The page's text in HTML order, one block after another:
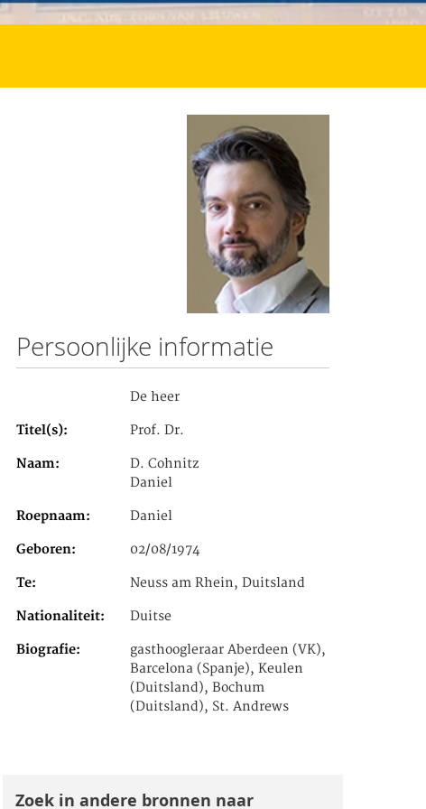
Persoonlijke informatie
De heer
Titel(s) Prof. Dr.
Naam
D. Cohnitz
Daniel
Roepnaam Daniel
Geboren 02/08/1974
Te Neuss am Rhein, Duitsland
Nationaliteit Duitse
Biografie
gasthoogleraar Aberdeen (VK),
Barcelona (Spanje), Keulen
(Duitsland), Bochum
(Duitsland), St. Andrews
Zoek in andere bronnen naar